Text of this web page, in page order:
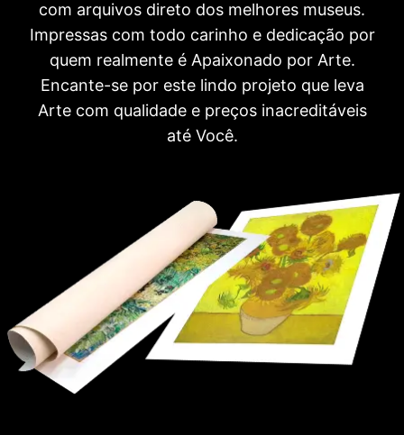
com arquivos direto dos melhores museus.
Impressas com todo carinho e dedicação por
quem realmente é Apaixonado por Arte.
Encante-se por este lindo projeto que leva
Arte com qualidade e preços inacreditáveis
até Você.